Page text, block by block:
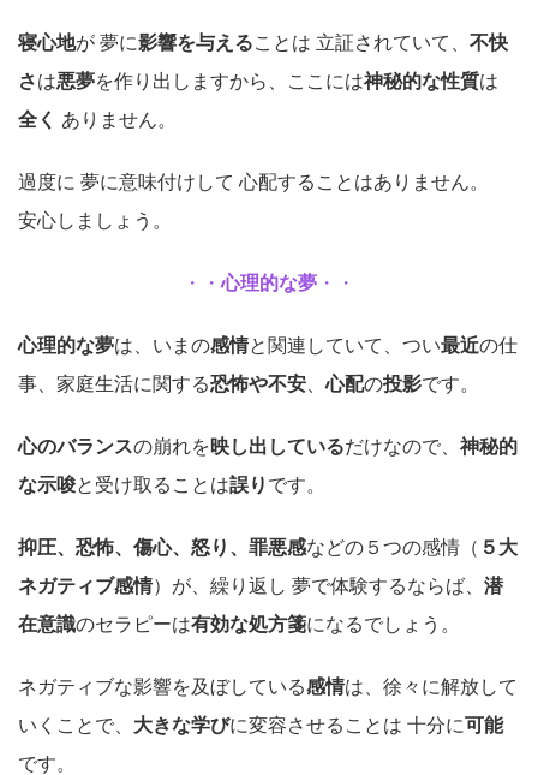
寝心地が 夢に影響を与えることは 立証されていて、 不快
さは悪夢を作り出しますから、ここには神秘的な性質は
全く ありません。
過度に 夢に意味付けして 心配することはありません。
安心しましょう。
・・心理的な夢 ・・
心理的な夢は、いまの感情と関連していて、つい最近の仕
事、家庭生活に関する恐怖や不安 、心配の投影です。
心のバランスの崩れを映し出しているだけなので、 神秘的
な示唆と受け取ることは誤り です。
抑圧、恐怖、傷心、怒り、罪悪感などの５つの感情（ ５大
ネガティブ感情）が、繰り返し 夢で体験するならば、 潜
在意識のセラピーは有効な処方箋になるでしょう。
ネガティブな影響を及ぼしている感情は、徐々に解放して
いくことで、 大きな学びに変容させることは 十分に可能
です。